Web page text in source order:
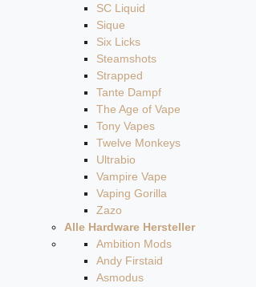
SC Liquid
Sique
Six Licks
Steamshots
Strapped
Tante Dampf
The Age of Vape
Tony Vapes
Twelve Monkeys
Ultrabio
Vampire Vape
Vaping Gorilla
Zazo
Alle Hardware Hersteller
Ambition Mods
Andy Firstaid
Asmodus